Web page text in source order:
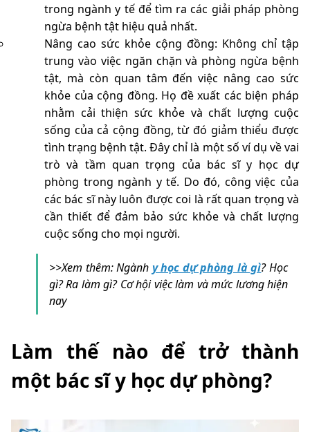
trong ngành y tế để tìm ra các giải pháp phòng
ngừa bệnh tật hiệu quả nhất.
Nâng cao sức khỏe cộng đồng: Không chỉ tập
trung vào việc ngăn chặn và phòng ngừa bệnh
tật, mà còn quan tâm đến việc nâng cao sức
khỏe của cộng đồng. Họ đề xuất các biện pháp
nhằm cải thiện sức khỏe và chất lượng cuộc
sống của cả cộng đồng, từ đó giảm thiểu được
tình trạng bệnh tật. Đây chỉ là một số ví dụ về vai
trò và tầm quan trọng của bác sĩ y học dự
phòng trong ngành y tế. Do đó, công việc của
các bác sĩ này luôn được coi là rất quan trọng và
cần thiết để đảm bảo sức khỏe và chất lượng
cuộc sống cho mọi người.
>>Xem thêm: Ngành y học dự phòng là gì? Học
gì? Ra làm gì? Cơ hội việc làm và mức lương hiện
nay
Làm thế nào để trở thành
một bác sĩ y học dự phòng?